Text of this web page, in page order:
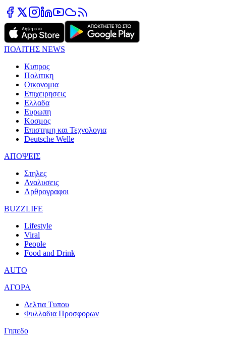
ΠΟΛΙΤΗΣ NEWS
Κυπρος
Πολιτικη
Οικονομια
Επιχειρησεις
Ελλαδα
Ευρωπη
Κοσμος
Επιστημη και Τεχνολογια
Deutsche Welle
ΑΠΟΨΕΙΣ
Στηλες
Αναλυσεις
Αρθρογραφοι
BUZZLIFE
Lifestyle
Viral
People
Food and Drink
AUTO
ΑΓΟΡΑ
Δελτια Τυπου
Φυλλαδια Προσφορων
Γηπεδο